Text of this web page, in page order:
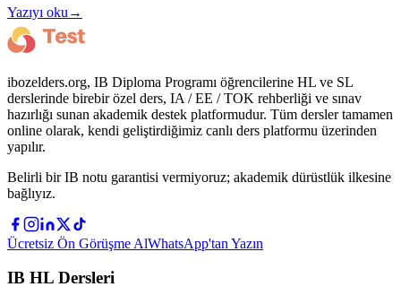
Yazıyı oku →
ibozelders.org, IB Diploma Programı öğrencilerine HL ve SL
derslerinde birebir özel ders, IA / EE / TOK rehberliği ve sınav
hazırlığı sunan akademik destek platformudur. Tüm dersler tamamen
online olarak, kendi geliştirdiğimiz canlı ders platformu üzerinden
yapılır.
Belirli bir IB notu garantisi vermiyoruz; akademik dürüstlük ilkesine
bağlıyız.
Ücretsiz Ön Görüşme AlWhatsApp'tan Yazın
IB HL Dersleri